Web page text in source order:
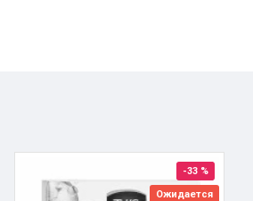
-33 %
Ожидается